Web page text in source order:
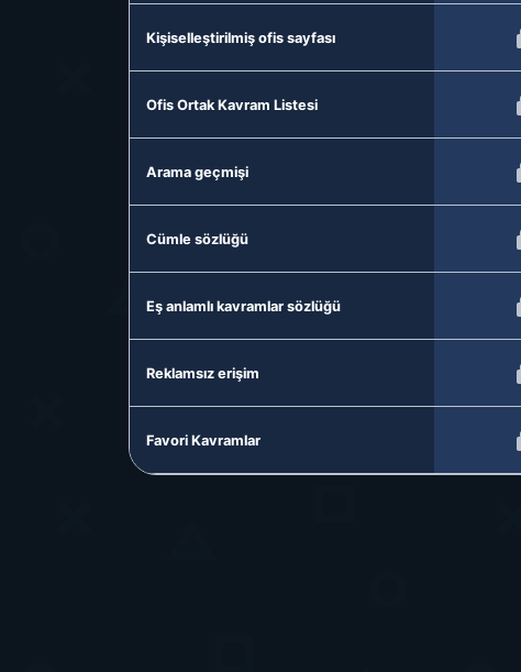
Kişiselleştirilmiş ofis sayfası
Ofis Ortak Kavram Listesi
Arama geçmişi
Cümle sözlüğü
Eş anlamlı kavramlar sözlüğü
Reklamsız erişim
Favori Kavramlar